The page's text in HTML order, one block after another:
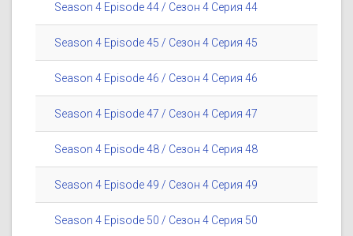
Season 4 Episode 44 / Сезон 4 Серия 44
Season 4 Episode 45 / Сезон 4 Серия 45
Season 4 Episode 46 / Сезон 4 Серия 46
Season 4 Episode 47 / Сезон 4 Серия 47
Season 4 Episode 48 / Сезон 4 Серия 48
Season 4 Episode 49 / Сезон 4 Серия 49
Season 4 Episode 50 / Сезон 4 Серия 50